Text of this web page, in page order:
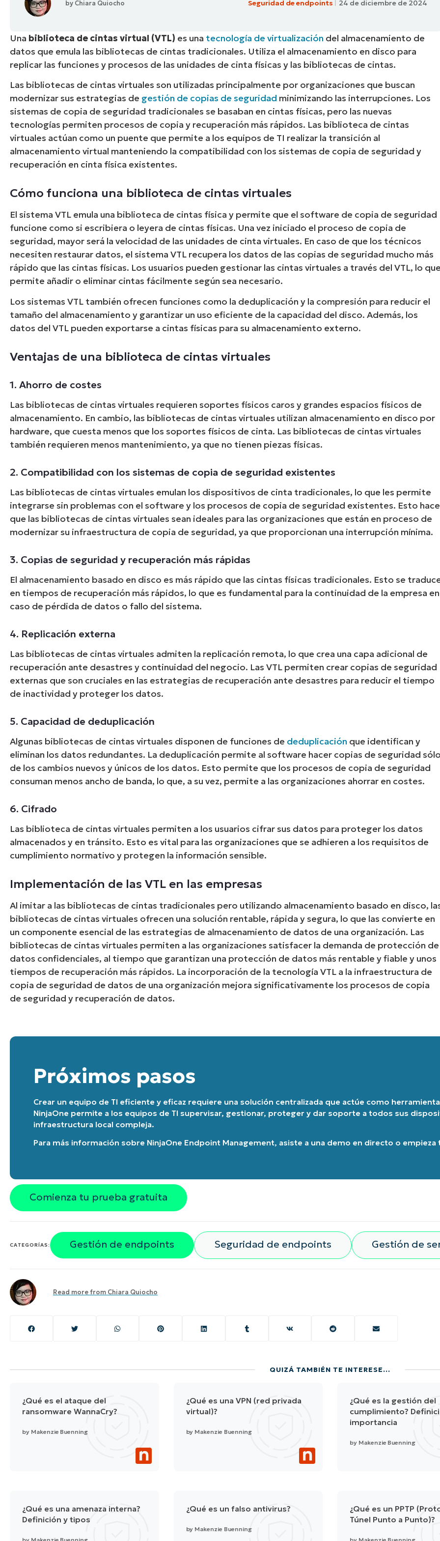
by Chiara Quiocho Seguridad de endpoints 24 de diciembre de 2024
Una biblioteca de cintas virtual (VTL) es una tecnología de virtualización del almacenamiento de
datos que emula las bibliotecas de cintas tradicionales. Utiliza el almacenamiento en disco para
replicar las funciones y procesos de las unidades de cinta físicas y las bibliotecas de cintas.
Las bibliotecas de cintas virtuales son utilizadas principalmente por organizaciones que buscan
modernizar sus estrategias de gestión de copias de seguridad minimizando las interrupciones. Los
sistemas de copia de seguridad tradicionales se basaban en cintas físicas, pero las nuevas
tecnologías permiten procesos de copia y recuperación más rápidos. Las biblioteca de cintas
virtuales actúan como un puente que permite a los equipos de TI realizar la transición al
almacenamiento virtual manteniendo la compatibilidad con los sistemas de copia de seguridad y
recuperación en cinta física existentes.
Cómo funciona una biblioteca de cintas virtuales
El sistema VTL emula una biblioteca de cintas física y permite que el software de copia de seguridad
funcione como si escribiera o leyera de cintas físicas. Una vez iniciado el proceso de copia de
seguridad, mayor será la velocidad de las unidades de cinta virtuales. En caso de que los técnicos
necesiten restaurar datos, el sistema VTL recupera los datos de las copias de seguridad mucho más
rápido que las cintas físicas. Los usuarios pueden gestionar las cintas virtuales a través del VTL, lo
permite añadir o eliminar cintas fácilmente según sea necesario.
Los sistemas VTL también ofrecen funciones como la deduplicación y la compresión para reducir el
tamaño del almacenamiento y garantizar un uso eficiente de la capacidad del disco. Además, los
datos del VTL pueden exportarse a cintas físicas para su almacenamiento externo.
Ventajas de una biblioteca de cintas virtuales
1. Ahorro de costes
Las bibliotecas de cintas virtuales requieren soportes físicos caros y grandes espacios físicos de
almacenamiento. En cambio, las bibliotecas de cintas virtuales utilizan almacenamiento en disco por
hardware, que cuesta menos que los soportes físicos de cinta. Las bibliotecas de cintas virtuales
también requieren menos mantenimiento, ya que no tienen piezas físicas.
2. Compatibilidad con los sistemas de copia de seguridad existentes
Las bibliotecas de cintas virtuales emulan los dispositivos de cinta tradicionales, lo que les permite
integrarse sin problemas con el software y los procesos de copia de seguridad existentes. Esto hace
que las bibliotecas de cintas virtuales sean ideales para las organizaciones que están en proceso de
modernizar su infraestructura de copia de seguridad, ya que proporcionan una interrupción mínima.
3. Copias de seguridad y recuperación más rápidas
El almacenamiento basado en disco es más rápido que las cintas físicas tradicionales. Esto se
en tiempos de recuperación más rápidos, lo que es fundamental para la continuidad de la empresa en
caso de pérdida de datos o fallo del sistema.
4. Replicación externa
Las bibliotecas de cintas virtuales admiten la replicación remota, lo que crea una capa adicional de
recuperación ante desastres y continuidad del negocio. Las VTL permiten crear copias de seguridad
externas que son cruciales en las estrategias de recuperación ante desastres para reducir el tiempo
de inactividad y proteger los datos.
5. Capacidad de deduplicación
Algunas bibliotecas de cintas virtuales disponen de funciones de deduplicación que identifican y
eliminan los datos redundantes. La deduplicación permite al software hacer copias de seguridad
de los cambios nuevos y únicos de los datos. Esto permite que los procesos de copia de seguridad
consuman menos ancho de banda, lo que, a su vez, permite a las organizaciones ahorrar en costes.
6. Cifrado
Las biblioteca de cintas virtuales permiten a los usuarios cifrar sus datos para proteger los datos
almacenados y en tránsito. Esto es vital para las organizaciones que se adhieren a los requisitos de
cumplimiento normativo y protegen la información sensible.
Implementación de las VTL en las empresas
Al imitar a las bibliotecas de cintas tradicionales pero utilizando almacenamiento basado en disco,
bibliotecas de cintas virtuales ofrecen una solución rentable, rápida y segura, lo que las convierte en
un componente esencial de las estrategias de almacenamiento de datos de una organización. Las
bibliotecas de cintas virtuales permiten a las organizaciones satisfacer la demanda de protección de
datos confidenciales, al tiempo que garantizan una protección de datos más rentable y fiable y unos
tiempos de recuperación más rápidos. La incorporación de la tecnología VTL a la infraestructura de
copia de seguridad de datos de una organización mejora significativamente los procesos de copia
de seguridad y recuperación de datos.
Próximos pasos
Crear un equipo de TI eficiente y eficaz requiere una solución centralizada que actúe como
NinjaOne permite a los equipos de TI supervisar, gestionar, proteger y dar soporte a todos sus
infraestructura local compleja.
Para más información sobre NinjaOne Endpoint Management, asiste a una demo en directo o empieza
Comienza tu prueba gratuita
CATEGORÍAS: Gestión de endpoints Seguridad de endpoints Gestión de
Read more from Chiara Quiocho
QUIZÁ TAMBIÉN TE INTERESE...
¿Qué es el ataque del
ransomware WannaCry?
by Makenzie Buenning
¿Qué es una VPN (red privada
virtual)?
by Makenzie Buenning
¿Qué es la gestión del
cumplimiento?
importancia
by Makenzie Buenning
¿Qué es una amenaza interna?
Definición y tipos
¿Qué es un falso antivirus?
by Makenzie Buenning
¿Qué es un PPTP
Túnel Punto a Punto)?
Start your 14-day trial
name*
Business
email*
Company
name*